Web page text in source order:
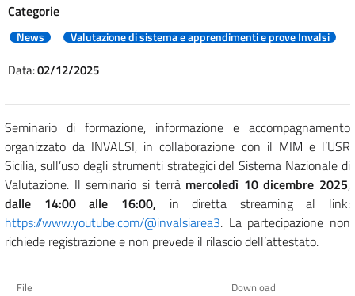
Categorie
News Valutazione di sistema e apprendimenti e prove Invalsi
Data:02/12/2025
Seminario di formazione, informazione e accompagnamento
organizzato da INVALSI, in collaborazione con il MIM e l’USR
Sicilia, sull’uso degli strumenti strategici del Sistema Nazionale di
Valutazione. Il seminario si terrà mercoledì 10 dicembre 2025,
dalle 14:00 alle 16:00, in diretta streaming al link:
https://www.youtube.com/@invalsiarea3. La partecipazione non
richiede registrazione e non prevede il rilascio dell’attestato.
File Download